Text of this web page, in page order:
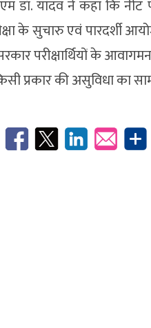
डॉ. यादव ने कहा कि नीट
के सुचारु एवं पारदर्शी
परीक्षार्थियों के
प्रकार की असुविधा का